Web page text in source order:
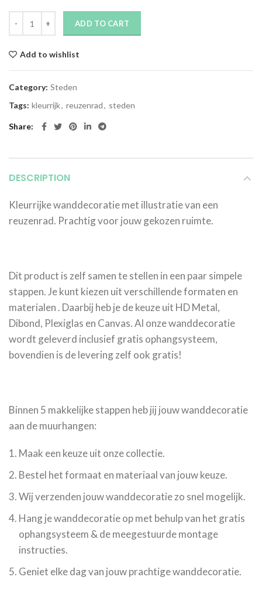
ADD TO CART
Add to wishlist
Category: Steden
Tags: kleurrijk, reuzenrad, steden
Share
DESCRIPTION
Kleurrijke wanddecoratie met illustratie van een
reuzenrad. Prachtig voor jouw gekozen ruimte.
Dit product is zelf samen te stellen in een paar simpele
stappen. Je kunt kiezen uit verschillende formaten en
materialen . Daarbij heb je de keuze uit HD Metal,
Dibond, Plexiglas en Canvas. Al onze wanddecoratie
wordt geleverd inclusief gratis ophangsysteem,
bovendien is de levering zelf ook gratis!
Binnen 5 makkelijke stappen heb jij jouw wanddecoratie
aan de muurhangen:
Maak een keuze uit onze collectie.
Bestel het formaat en materiaal van jouw keuze.
Wij verzenden jouw wanddecoratie zo snel mogelijk.
Hang je wanddecoratie op met behulp van het gratis
ophangsysteem & de meegestuurde montage
instructies.
Geniet elke dag van jouw prachtige wanddecoratie.